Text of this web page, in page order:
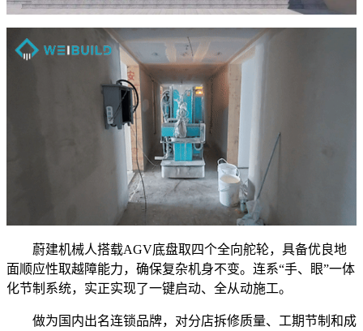
蔚建机械人搭载AGV底盘取四个全向舵轮，具备优良地
面顺应性取越障能力，确保复杂机身不变。连系“手、眼”一体
化节制系统，实正实现了一键启动、全从动施工。
做为国内出名连锁品牌，对分店拆修质量、工期节制和成